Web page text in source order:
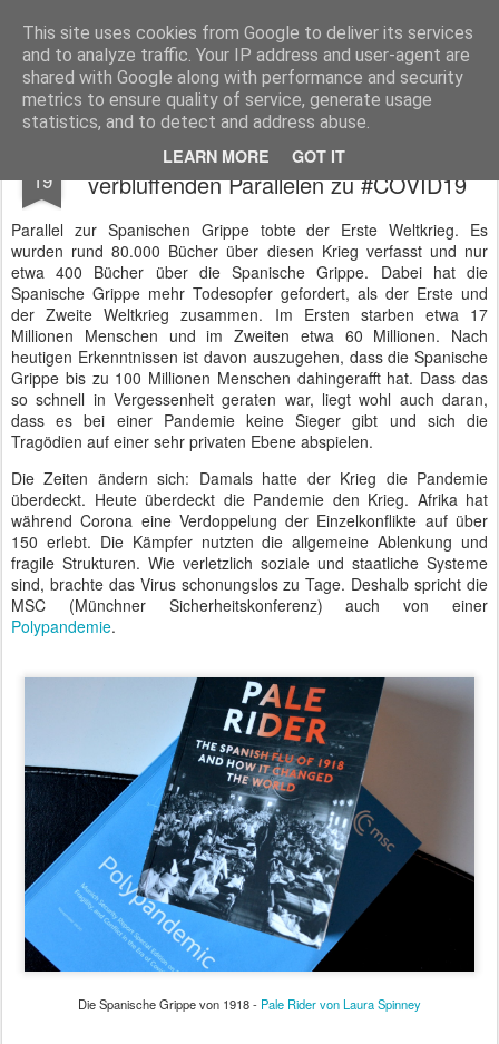
This site uses cookies from Google to deliver its services
and to analyze traffic. Your IP address and user-agent are
shared with Google along with performance and security
metrics to ensure quality of service, generate usage
statistics, and to detect and address abuse.
LEARN MORE GOT IT
BTB concept Media GmbH Presseberichte zu Bundespolitik, Diplomatie, Sicherheitspolitik, Wirtschaft, Fahrzeugtechnik und IT - Pressedienst, Fachartikel, Bildredaktion, O-Ton-Videos
19
Die Spanische Grippe von 1918 und die
verblüffenden Parallelen zu #COVID19
Parallel zur Spanischen Grippe tobte der Erste Weltkrieg. Es
wurden rund 80.000 Bücher über diesen Krieg verfasst und nur
etwa 400 Bücher über die Spanische Grippe. Dabei hat die
Spanische Grippe mehr Todesopfer gefordert, als der Erste und
der Zweite Weltkrieg zusammen. Im Ersten starben etwa 17
Millionen Menschen und im Zweiten etwa 60 Millionen. Nach
heutigen Erkenntnissen ist davon auszugehen, dass die Spanische
Grippe bis zu 100 Millionen Menschen dahingerafft hat. Dass das
so schnell in Vergessenheit geraten war, liegt wohl auch daran,
dass es bei einer Pandemie keine Sieger gibt und sich die
Tragödien auf einer sehr privaten Ebene abspielen.
Die Zeiten ändern sich: Damals hatte der Krieg die Pandemie
überdeckt. Heute überdeckt die Pandemie den Krieg. Afrika hat
während Corona eine Verdoppelung der Einzelkonflikte auf über
150 erlebt. Die Kämpfer nutzten die allgemeine Ablenkung und
fragile Strukturen. Wie verletzlich soziale und staatliche Systeme
sind, brachte das Virus schonungslos zu Tage. Deshalb spricht die
MSC (Münchner Sicherheitskonferenz) auch von einer
Polypandemie.
Die Spanische Grippe von 1918 - Pale Rider von Laura Spinney